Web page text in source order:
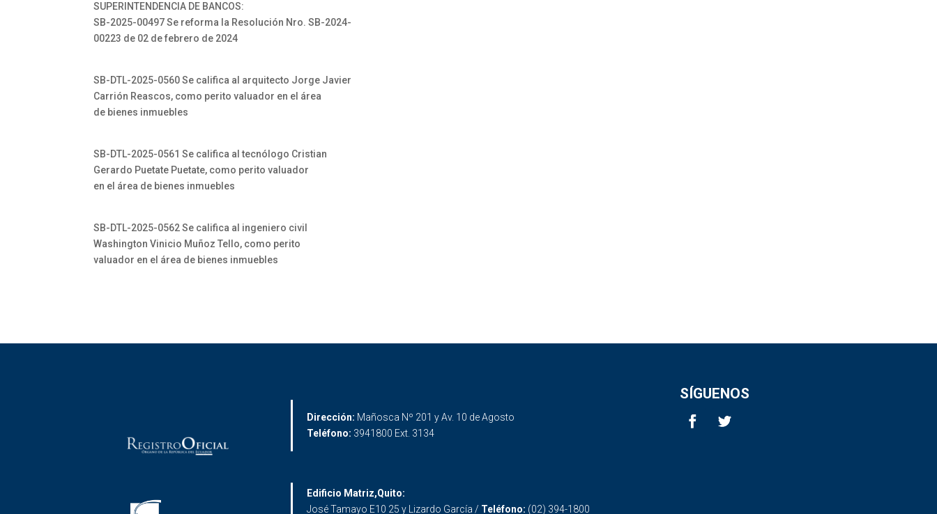
SUPERINTENDENCIA DE BANCOS:
SB-2025-00497 Se reforma la Resolución Nro. SB-2024-
00223 de 02 de febrero de 2024
SB-DTL-2025-0560 Se califica al arquitecto Jorge Javier
Carrión Reascos, como perito valuador en el área
de bienes inmuebles
SB-DTL-2025-0561 Se califica al tecnólogo Cristian
Gerardo Puetate Puetate, como perito valuador
en el área de bienes inmuebles
SB-DTL-2025-0562 Se califica al ingeniero civil
Washington Vinicio Muñoz Tello, como perito
valuador en el área de bienes inmuebles
Dirección: Mañosca Nº 201 y Av. 10 de Agosto
Teléfono: 3941800 Ext. 3134
SÍGUENOS
Edificio Matriz,Quito:
José Tamayo E10 25 y Lizardo García / Teléfono: (02) 394-1800